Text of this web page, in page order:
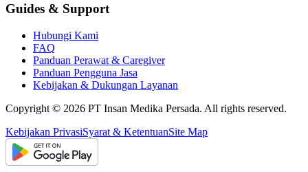
Guides & Support
Hubungi Kami
FAQ
Panduan Perawat & Caregiver
Panduan Pengguna Jasa
Kebijakan & Dukungan Layanan
Copyright © 2026 PT Insan Medika Persada. All rights reserved.
Kebijakan PrivasiSyarat & KetentuanSite Map